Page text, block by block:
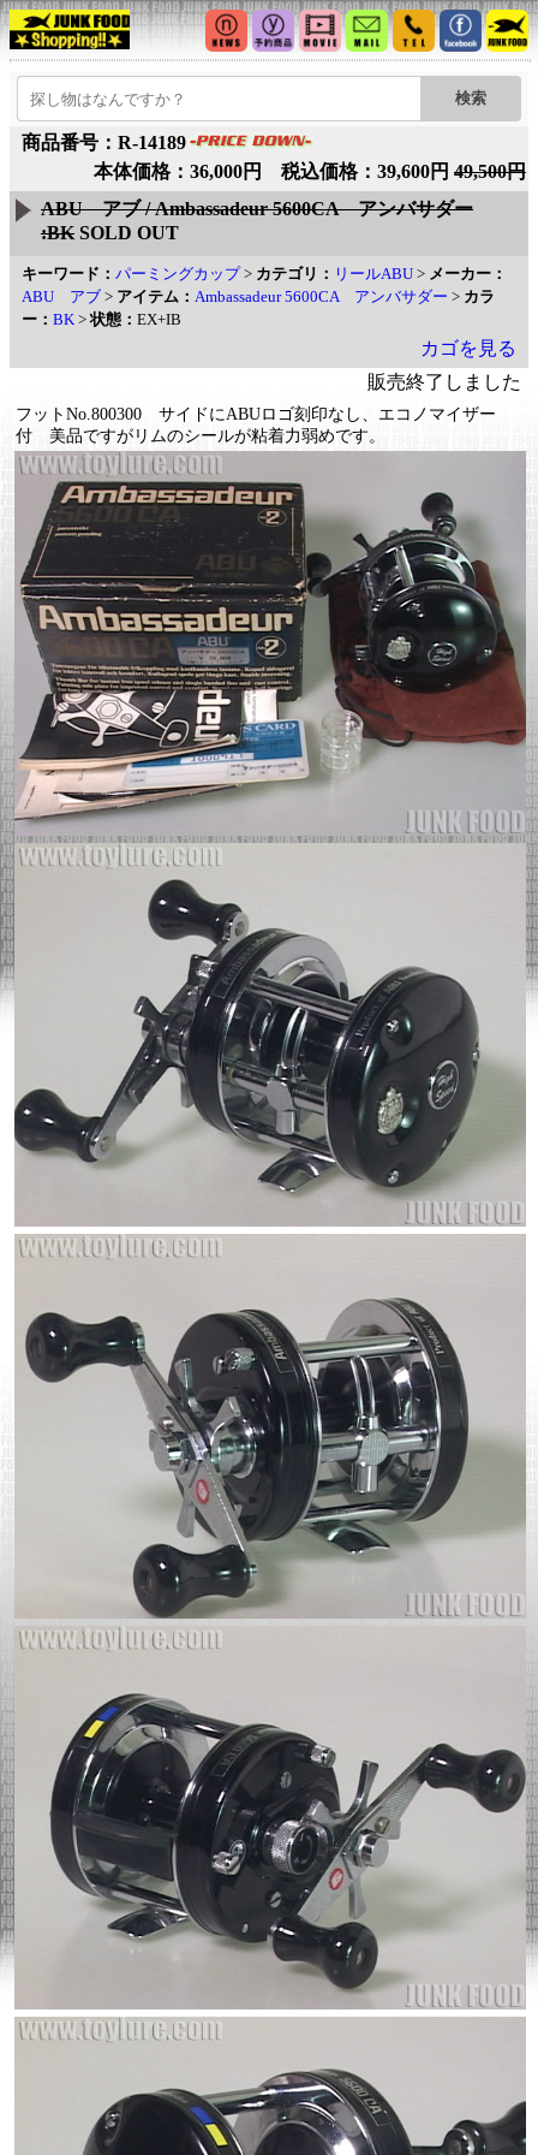
商品番号：R-14189
本体価格：36,000円 税込価格：39,600円 49,500円
ABU アブ / Ambassadeur 5600CA アンバサダー
:BK SOLD OUT
キーワード： パーミングカップ> カテゴリ： リールABU > メーカー：
ABU アブ > アイテム： Ambassadeur 5600CA アンバサダー > カラ
ー： BK >状態： EX+IB
カゴを見る
販売終了しました
フットNo.800300 サイドにABUロゴ刻印なし、エコノマイザー
付 美品ですがリムのシールが粘着力弱めです。